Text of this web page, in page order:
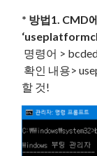
* 방법1. CMD
명령어 >
확인 내용>
할 것!